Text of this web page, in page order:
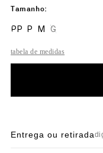
Tamanho
PP P M G
tabela de medidas
Entrega ou retirada